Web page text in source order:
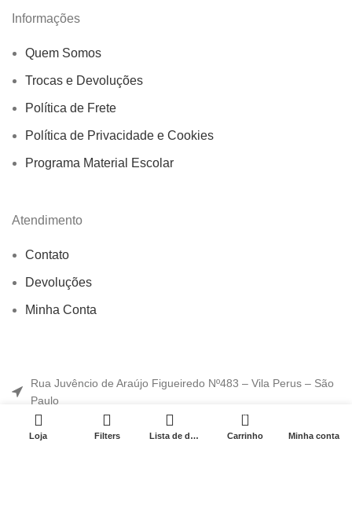
Informações
Quem Somos
Trocas e Devoluções
Política de Frete
Política de Privacidade e Cookies
Programa Material Escolar
Atendimento
Contato
Devoluções
Minha Conta
Rua Juvêncio de Araújo Figueiredo Nº483 – Vila Perus – São
Paulo
Rua Juvêncio de Araújo Figueiredo Nº481 – Vila Perus – São
Loja Filters Lista de desejo
0
Carrinho Minha conta